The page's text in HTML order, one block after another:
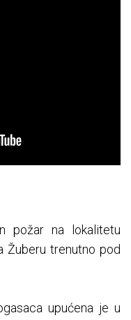
požar na lokalitetu
Žuberu trenutno pod
upućena je u